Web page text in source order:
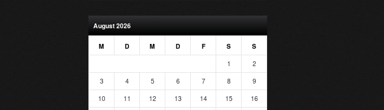
August 2026
M D M D F S
S
1
2
3
4 5 6 7 8
9
10
11 12 13 14 15
16